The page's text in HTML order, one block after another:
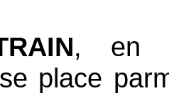
, en
place